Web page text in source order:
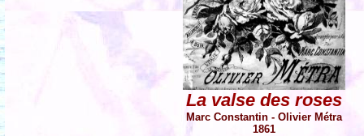
La valse des roses
Marc Constantin - Olivier Métra
1861